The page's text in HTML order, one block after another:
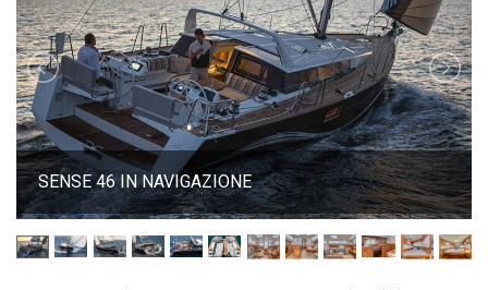
SENSE 46 IN NAVIGAZIONE